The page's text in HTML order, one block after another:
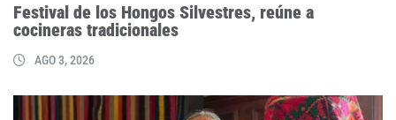
Festival de los Hongos Silvestres, reúne a
cocineras tradicionales
AGO 3, 2026